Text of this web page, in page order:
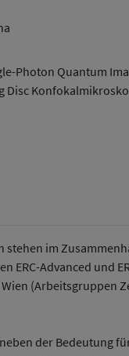
Photon Quantum
Disc
stehen im
ERC-Advanced und
(Arbeitsgruppen
der Bedeutung